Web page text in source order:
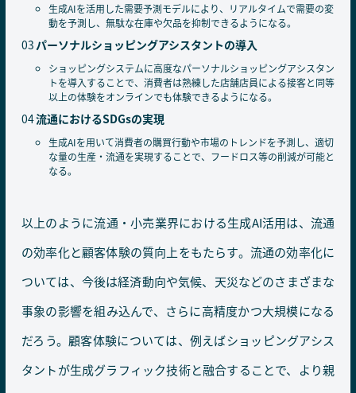
生成AIを活用した需要予測モデルにより、リアルタイムで需要の変
動を予測し、無駄な在庫や欠品を抑制できるようになる。
パーソナルショッピングアシスタントの導入
ショッピングシステムに高度なパーソナルショッピングアシスタン
トを導入することで、消費者は熟練した店舗店員による接客と同等
以上の体験をオンラインでも体験できるようになる。
流通におけるSDGsの実現
生成AIを用いて消費者の購買行動や市場のトレンドを予測し、適切
な量の生産・流通を実現することで、フードロス等の削減が可能と
なる。
以上のように流通・小売業界における生成AI活用は、流通
の効率化と顧客体験の質向上をもたらす。流通の効率化に
ついては、今後は経済動向や気候、天災などのさまざまな
事象の影響を組み込んで、さらに高精度かつ大規模になる
だろう。顧客体験については、例えばショッピングアシス
タントが生成グラフィック技術と融合することで、より親